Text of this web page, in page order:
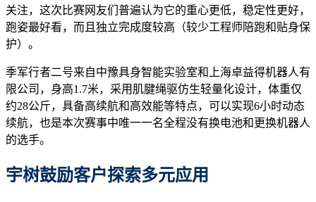
关注，这次比赛网友们普遍认为它的重心更低，稳定性更好，
跑姿最好看，而且独立完成度较高（较少工程师陪跑和贴身保
护）。
季军行者二号来自中豫具身智能实验室和上海卓益得机器人有
限公司，身高1.7米，采用肌腱绳驱仿生轻量化设计，体重仅
约28公斤，具备高续航和高效能等特点，可以实现6小时动态
续航，也是本次赛事中唯一一名全程没有换电池和更换机器人
的选手。
宇树鼓励客户探索多元应用